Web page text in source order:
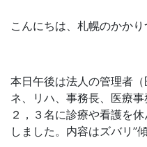
こんにちは、札幌のかかり
本日午後は法人の管理者
ネ、リハ、事務長、医療
２，３名に診療や看護を
しました。内容はズバリ”